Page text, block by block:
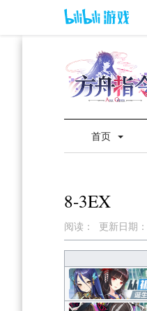
首页
8-3EX
阅读： 更新日期：
到
导
航
到
搜
索